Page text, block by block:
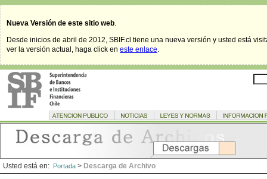
Nueva Versión de este sitio web.
Desde inicios de abril de 2012, SBIF.cl tiene una nueva versión y usted está
ver la versión actual, haga click en este enlace.
Usted está en: Portada > Descarga de Archivo